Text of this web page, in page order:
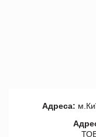
Адреса: